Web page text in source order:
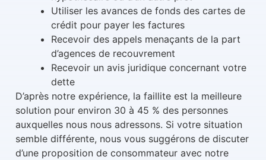
Utiliser les avances de fonds des cartes de
crédit pour payer les factures
Recevoir des appels menaçants de la part
d’agences de recouvrement
Recevoir un avis juridique concernant votre
dette
D’après notre expérience, la faillite est la meilleure
solution pour environ 30 à 45 % des personnes
auxquelles nous nous adressons. Si votre situation
semble différente, nous vous suggérons de discuter
d’une proposition de consommateur avec notre